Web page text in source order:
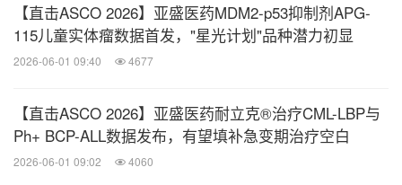
分会场标题：肉瘤（Sarcoma）
报告时间：
2026年6月2日 凌晨2:30–5:30（北京时间）
第一作者：邱海波教授，中山大学肿瘤防治中心，华
南肿瘤学国家重点实验室，肿瘤医学协同创新中心
【直击ASCO 2026】亚盛医药MDM2-p53抑制剂APG-
115儿童实体瘤数据首发，"星光计划"品种潜力初显
2026-06-01 09:40 4677
【直击ASCO 2026】亚盛医药耐立克®治疗CML-LBP与
Ph+ BCP-ALL数据发布，有望填补急变期治疗空白
2026-06-01 09:02 4060